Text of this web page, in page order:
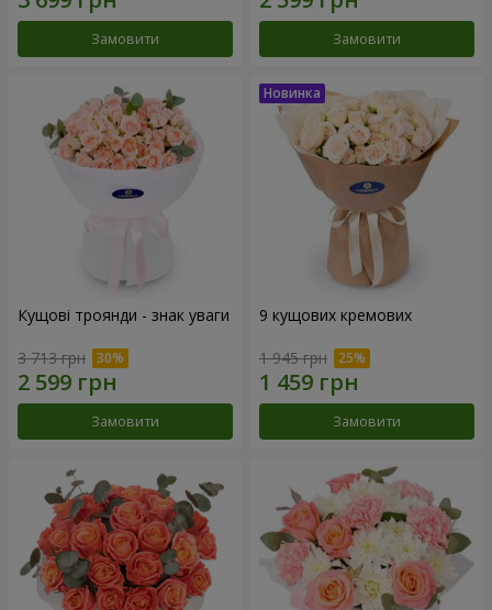
Замовити Замовити
Кущові троянди - знак уваги
3 713 грн
Замовити
9 кущових кремових
1 945 грн
Замовити